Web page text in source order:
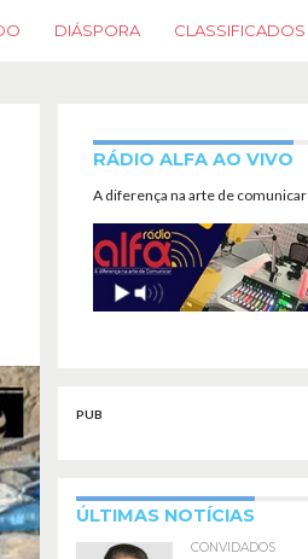
DIÁSPORA CLASSIFICADOS
RÁDIO ALFA AO VIVO
A diferença na arte de comunicar
PUB
ÚLTIMAS NOTÍCIAS
CONVIDADOS